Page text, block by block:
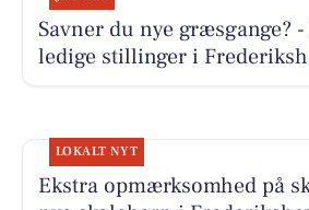
Savner du nye græsgange?
ledige stillinger i
LOKALT NYT
Ekstra opmærksomhed på